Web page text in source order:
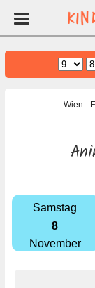
Home
Steiermark
Salzburg
Kärnten
Wien -
Samstag
8
November